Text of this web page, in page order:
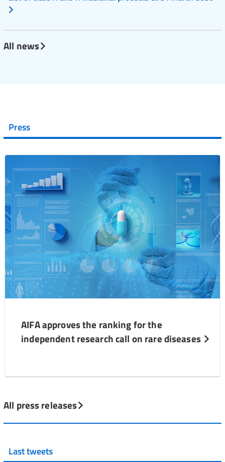
All news
Press
AIFA approves the ranking for the
independent research call on rare diseases
All press releases
Last tweets